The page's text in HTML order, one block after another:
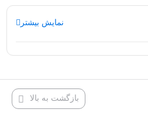
نمایش بیشتر
بازگشت به بالا